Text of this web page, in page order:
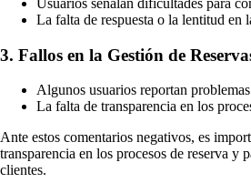
Usuarios señalan dificultades para
La falta de respuesta o la lentitud en
3. Fallos en la Gestión de
Algunos usuarios reportan
La falta de transparencia en los
Ante estos comentarios negativos, es
transparencia en los procesos de reserva y
clientes.